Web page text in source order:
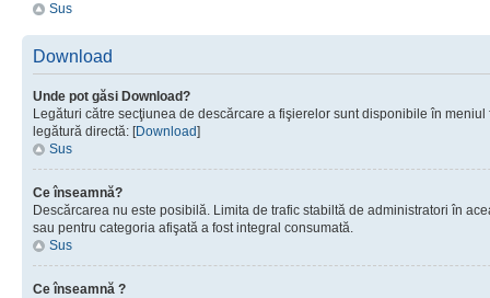
Sus
Download
Unde pot găsi Download?
Legături către secţiunea de descărcare a fişierelor sunt disponibile în
legătură directă: [Download]
Sus
Ce înseamnă?
Descărcarea nu este posibilă. Limita de trafic stabiltă de administratori în
sau pentru categoria afişată a fost integral consumată.
Sus
Ce înseamnă ?